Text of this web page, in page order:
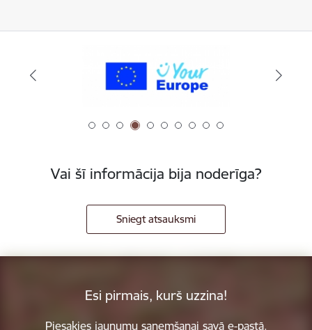
Vai šī informācija bija noderīga?
Sniegt atsauksmi
Esi pirmais, kurš uzzina!
Piesakies jaunumu saņemšanai savā e-pastā.